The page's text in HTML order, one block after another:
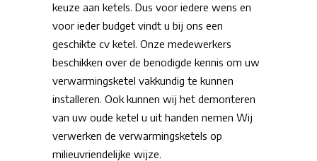
keuze aan ketels. Dus voor iedere wens en
voor ieder budget vindt u bij ons een
geschikte cv ketel. Onze medewerkers
beschikken over de benodigde kennis om uw
verwarmingsketel vakkundig te kunnen
installeren. Ook kunnen wij het demonteren
van uw oude ketel u uit handen nemen Wij
verwerken de verwarmingsketels op
milieuvriendelijke wijze.